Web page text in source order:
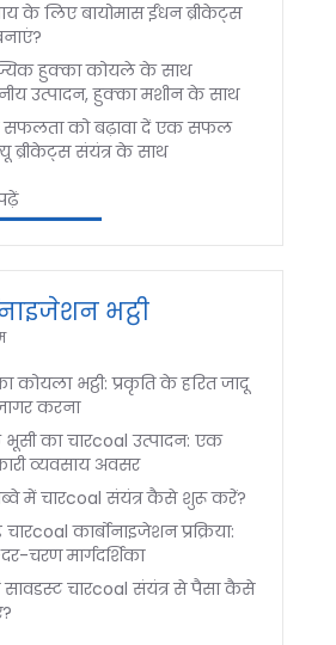
के लिए बायोमास ईंधन ब्रीकेट्स
हुक्का कोयले के साथ
उत्पादन, हुक्का मशीन के साथ
सफलता को बढ़ावा दें एक सफल
ब्रीकेट्स संयंत्र के साथ
भट्ठी
कोयला भट्ठी: प्रकृति के हरित जादू
करना
का चारcoal उत्पादन: एक
व्यवसाय अवसर
में चारcoal संयंत्र कैसे शुरू करें?
चारcoal कार्बोनाइजेशन प्रक्रिया:
चरण मार्गदर्शिका
चारcoal संयंत्र से पैसा कैसे